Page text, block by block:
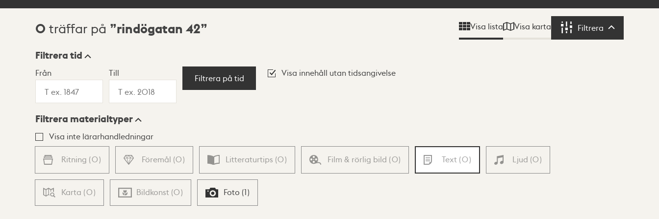
Sökresultat
0 träffar på rindögatan 42 Visa lista Visa karta Filtrera Filtrera
Visningsläge
Lista Karta
Filtrera tid
Från Till
Filtrera på tid
Visa innehåll utan tidsangivelse
Filtrera materialtyper
Visa inte lärarhandledningar
Ritning (0) Föremål (0) Litteraturtips (0) Film & rörlig bild (0) Text (0) Ljud (0)
Karta (0) Bildkonst (0) Foto (1)